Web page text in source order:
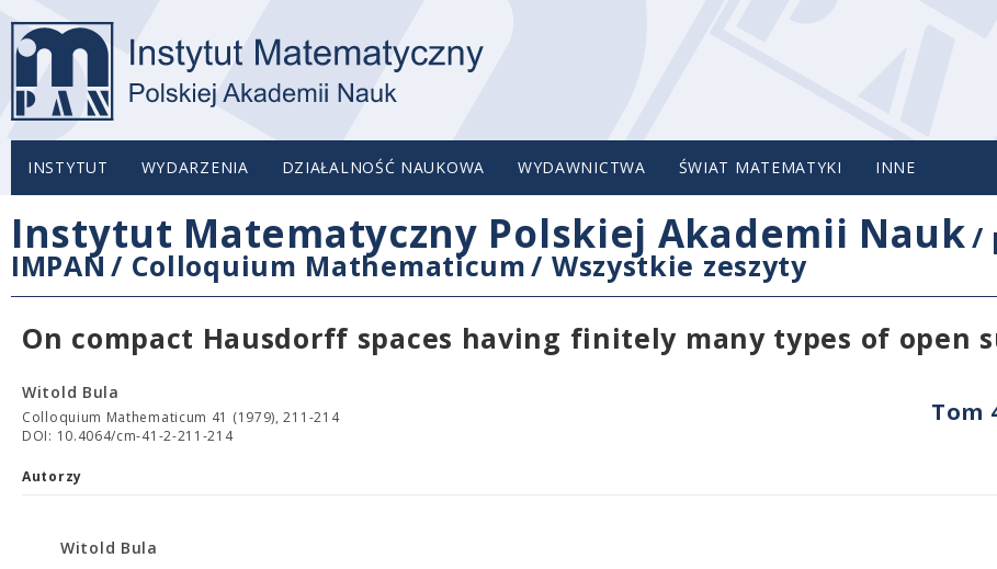
INSTYTUT WYDARZENIA DZIAŁALNOŚĆ NAUKOWA WYDAWNICTWA ŚWIAT MATEMATYKI INNE
Instytut Matematyczny Polskiej Akademii Nauk/
IMPAN / Colloquium Mathematicum/ Wszystkie zeszyty
On compact Hausdorff spaces having finitely many types of open
Tom
Witold Bula
Colloquium Mathematicum 41 (1979), 211-214
DOI: 10.4064/cm-41-2-211-214
Autorzy
Witold Bula